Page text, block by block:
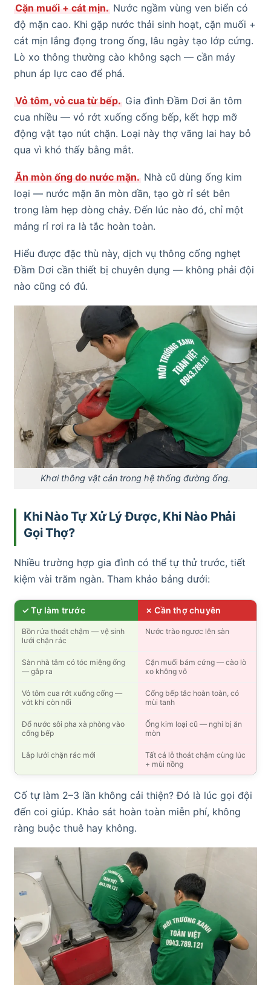
Cặn muối + cát mịn. Nước ngầm vùng ven biển có
độ mặn cao. Khi gặp nước thải sinh hoạt, cặn muối +
cát mịn lắng đọng trong ống, lâu ngày tạo lớp cứng.
Lò xo thông thường cào không sạch — cần máy
phun áp lực cao để phá.
Vỏ tôm, vỏ cua từ bếp. Gia đình Đầm Dơi ăn tôm
cua nhiều — vỏ rớt xuống cống bếp, kết hợp mỡ
động vật tạo nút chặn. Loại này thợ vãng lai hay bỏ
qua vì khó thấy bằng mắt.
Ăn mòn ống do nước mặn. Nhà cũ dùng ống kim
loại — nước mặn ăn mòn dần, tạo gờ rỉ sét bên
trong làm hẹp dòng chảy. Đến lúc nào đó, chỉ một
mảng rỉ rơi ra là tắc hoàn toàn.
Hiểu được đặc thù này, dịch vụ thông cống nghẹt
Đầm Dơi cần thiết bị chuyên dụng — không phải đội
nào cũng có đủ.
Khơi thông vật cản trong hệ thống đường ống.
Khi Nào Tự Xử Lý Được, Khi Nào Phải
Gọi Thợ?
Nhiều trường hợp gia đình có thể tự thử trước, tiết
kiệm vài trăm ngàn. Tham khảo bảng dưới:
✓ Tự làm trước ✗ Cần thợ chuyên
Bồn rửa thoát chậm — vệ sinh
lưới chặn rác
Nước trào ngược lên sàn
Sàn nhà tắm có tóc miệng ống
— gắp ra
Cặn muối bám cứng — cào lò
xo không vô
Vỏ tôm cua rớt xuống cống —
vớt khi còn nổi
Cống bếp tắc hoàn toàn, có
mùi tanh
Đổ nước sôi pha xà phòng vào
cống bếp
Ống kim loại cũ — nghi bị ăn
mòn
Lắp lưới chặn rác mới
Tất cả lỗ thoát chậm cùng lúc
+ mùi nồng
Cố tự làm 2–3 lần không cải thiện? Đó là lúc gọi đội
đến coi giúp. Khảo sát hoàn toàn miễn phí, không
ràng buộc thuê hay không.